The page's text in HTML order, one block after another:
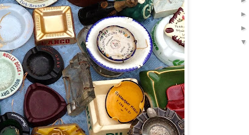
►
►
▼